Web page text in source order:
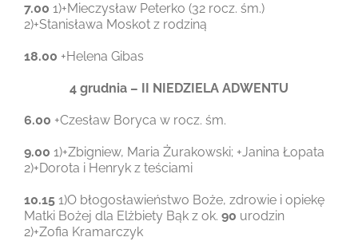
7.00 1)+Mieczysław Peterko (32 rocz. śm.)
2)+Stanisława Moskot z rodziną
18.00 +Helena Gibas
4 grudnia – II NIEDZIELA ADWENTU
6.00 +Czesław Boryca w rocz. śm.
9.00 1)+Zbigniew, Maria Żurakowski; +Janina Łopata
2)+Dorota i Henryk z teściami
10.15 1)O błogosławieństwo Boże, zdrowie i opiekę
Matki Bożej dla Elżbiety Bąk z ok. 90 urodzin
2)+Zofia Kramarczyk